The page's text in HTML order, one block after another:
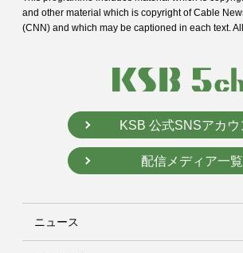
and other material which is copyright of Cable
(CNN) and which may be captioned in each text.
KSB 公式SNSアカウ
配信メディア一覧
ニュース